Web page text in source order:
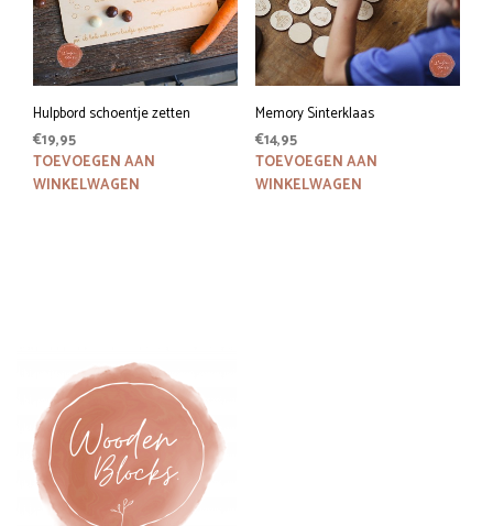
Hulpbord schoentje zetten
€19,95
TOEVOEGEN AAN
WINKELWAGEN
Memory Sinterklaas
€14,95
TOEVOEGEN AAN
WINKELWAGEN